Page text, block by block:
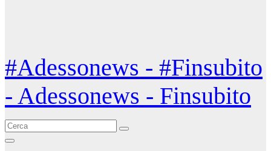
#Adessonews - #Finsubito
- Adessonews - Finsubito